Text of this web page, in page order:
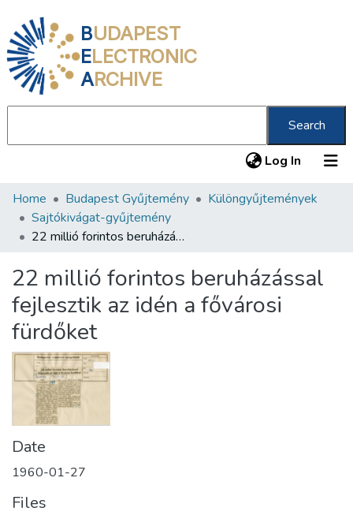
BUDAPEST
ELECTRONIC
ARCHIVE
Search
Log In (current)
Communities & Collections
All of DSpace
About us
Home Budapest Gyűjtemény
Különgyűjtemények
Sajtókivágat-gyűjtemény
22 millió forintos beruházással fejlesztik az idén a fővárosi fürdőket
22 millió forintos beruházással
fejlesztik az idén a fővárosi
fürdőket
Date
1960-01-27
Files